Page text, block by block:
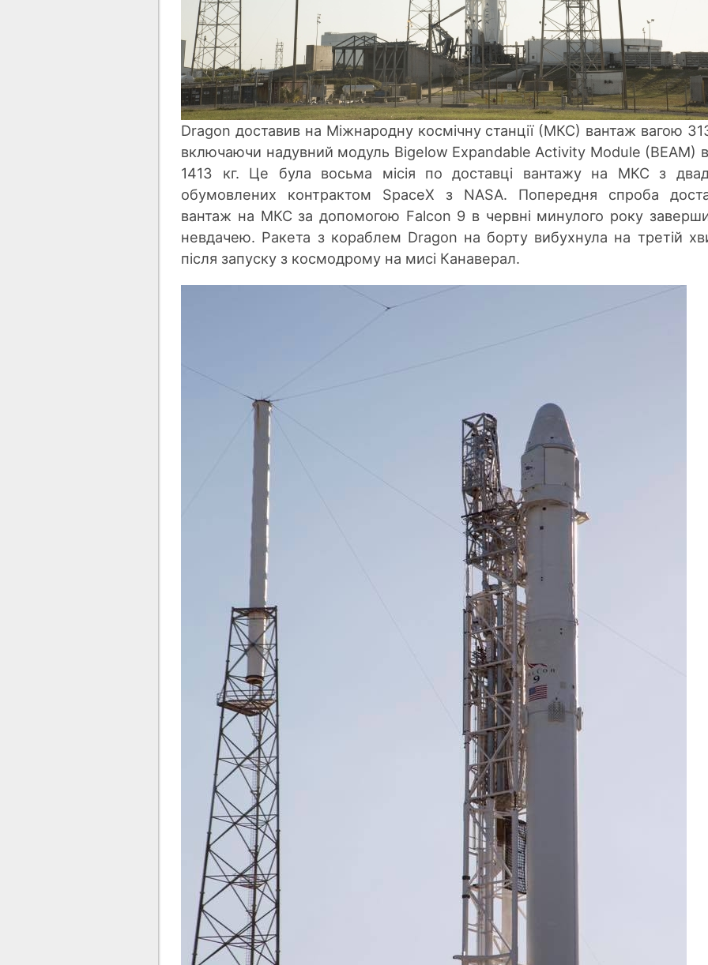
Dragon доставив на Міжнародну космічну станції (МКС) вантаж вагою
включаючи надувний модуль Bigelow Expandable Activity Module (BEAM)
1413 кг. Це була восьма місія по доставці вантажу на МКС з
обумовлених контрактом SpaceX з NASA. Попередня спроба
вантаж на МКС за допомогою Falcon 9 в червні минулого року
невдачею. Ракета з кораблем Dragon на борту вибухнула на третій
після запуску з космодрому на мисі Канаверал.